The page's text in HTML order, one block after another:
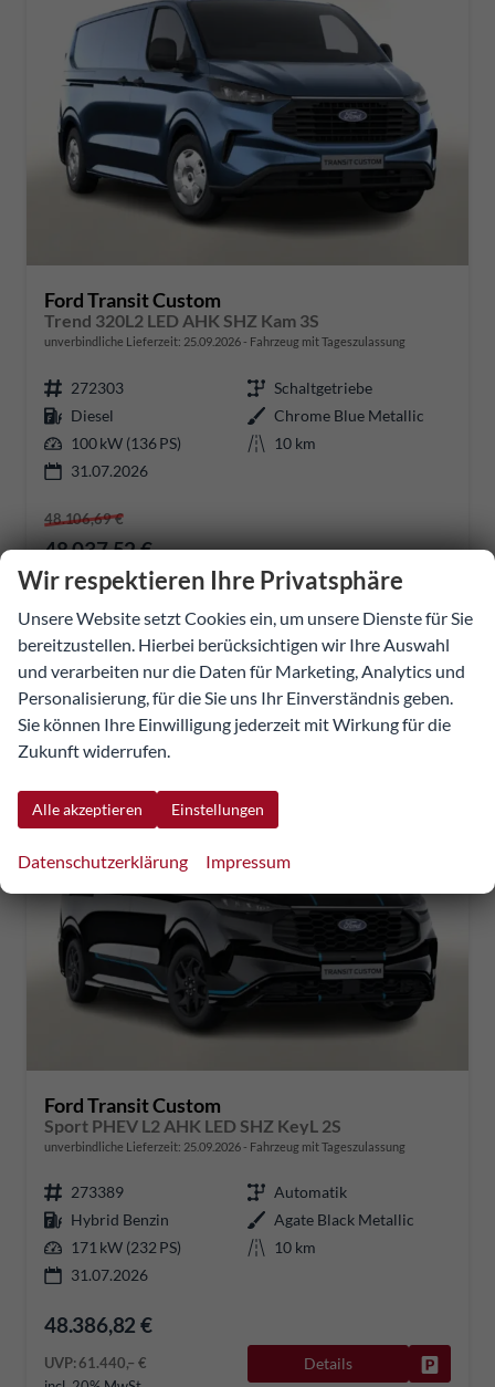
Ford Transit Custom
Trend 320L2 LED AHK SHZ Kam 3S
unverbindliche Lieferzeit: 25.09.2026 Fahrzeug mit Tageszulassung
272303
Schaltgetriebe
Diesel
Chrome Blue Metallic
100 kW (136 PS)
10 km
31.07.2026
48.106,69 €
48.037,52 €
UVP:55.589,24 €
incl. 20% MwSt.
Details
Verbrauch kombiniert:7,30 l/100km
2
CO -Emissionen:192,00 g/km
Ford Transit Custom
Sport PHEV L2 AHK LED SHZ KeyL 2S
unverbindliche Lieferzeit: 25.09.2026 Fahrzeug mit Tageszulassung
273389
Automatik
Hybrid Benzin
Agate Black Metallic
171 kW (232 PS)
10 km
31.07.2026
48.386,82 €
UVP:61.440,– €
Details
Wir respektieren Ihre Privatsphäre
Unsere Website setzt Cookies ein, um unsere Dienste für Sie
bereitzustellen. Hierbei berücksichtigen wir Ihre Auswahl
und verarbeiten nur die Daten für Marketing, Analytics und
Personalisierung, für die Sie uns Ihr Einverständnis geben.
Sie können Ihre Einwilligung jederzeit mit Wirkung für die
Zukunft widerrufen.
Alle akzeptieren Einstellungen
Datenschutzerklärung Impressum